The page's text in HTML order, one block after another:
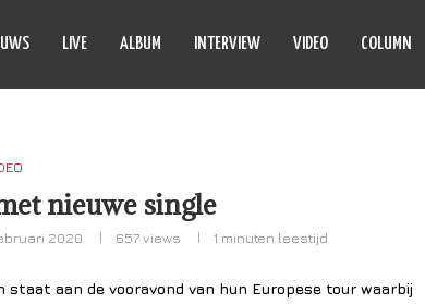
LIVE ALBUM INTERVIEW VIDEO COLUMN
nieuwe single
2020 657views 1 minuten leestijd
staat aan de vooravond van hun Europese tour waarbij